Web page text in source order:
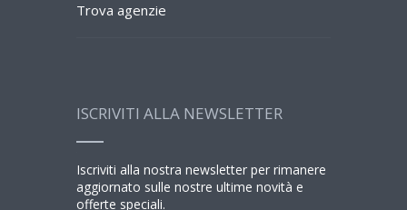
Trova agenzie
ISCRIVITI ALLA NEWSLETTER
Iscriviti alla nostra newsletter per rimanere
aggiornato sulle nostre ultime novità e
offerte speciali.